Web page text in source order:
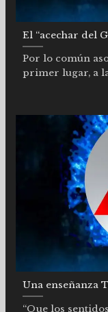
El “acechar del
Por lo común
primer lugar, a
Una enseñanza
“Que los